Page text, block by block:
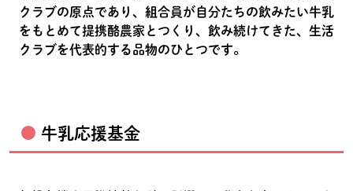
クラブの原点であり、組合員が自分たちの飲みたい牛乳
をもとめて提携酪農家とつくり、飲み続けてきた、生活
クラブを代表的する品物のひとつです。
牛乳応援基金